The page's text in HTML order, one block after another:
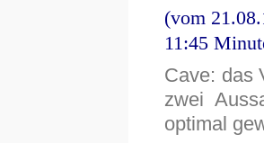
(vom
11:45
Cave: das
zwei
optimal